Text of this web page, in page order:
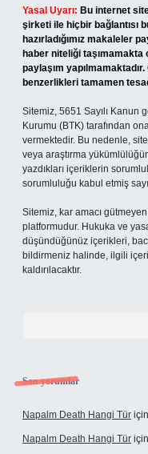
Yasal Uyarı: Bu internet
şirketi ile hiçbir bağlantısı
hazırladığımız makaleler
haber niteliği
paylaşım
benzerlikleri tamamen
Sitemiz, 5651 Sayılı Kanun
Kurumu (BTK) tarafından
vermektedir. Bu nedenle,
veya araştırma
yazdıkları içeriklerin
sorumluluğu kabul etmiş
Sitemiz, kar amacı
platformudur. Hukuka ve
düşündüğünüz içerikleri,
bildirmeniz halinde, ilgili
kaldırılacaktır.
Son yorumlar
Napalm Death Hangi Tür için
Napalm Death Hangi Tür için